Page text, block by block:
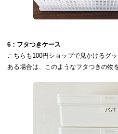
6：フタつきケース
こちらも100円ショップで見かけるグ
ある場合は、このようなフタつきの物